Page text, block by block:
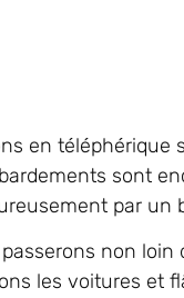
en
sont
par un
non loin
les voitures